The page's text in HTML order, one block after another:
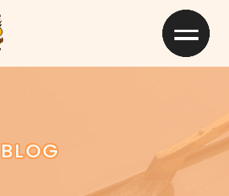
BLOG